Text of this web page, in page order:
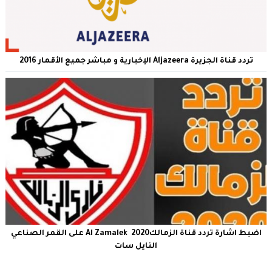
تردد قناة الجزيرة Aljazeera الإخبارية و مباشر جميع الأقمار 2016
اضبط اشارة تردد قناة الزمالك2020 Al Zamalek على القمر الصناعي
النايل سات